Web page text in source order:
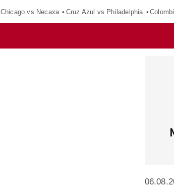
Chicago vs Necaxa Cruz Azul vs Philadelphia